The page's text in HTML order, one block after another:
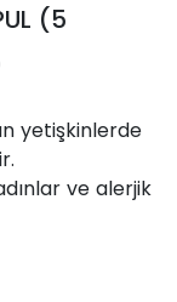
(5
yetişkinlerde
ve alerjik